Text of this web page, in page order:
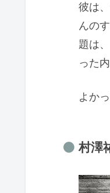
彼は
んの
題は
った
よか
村澤